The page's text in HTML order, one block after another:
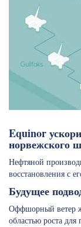
Equinor
норвежского
Нефтяной
восстановления с
Будущее
Оффшорный ветер
областью роста